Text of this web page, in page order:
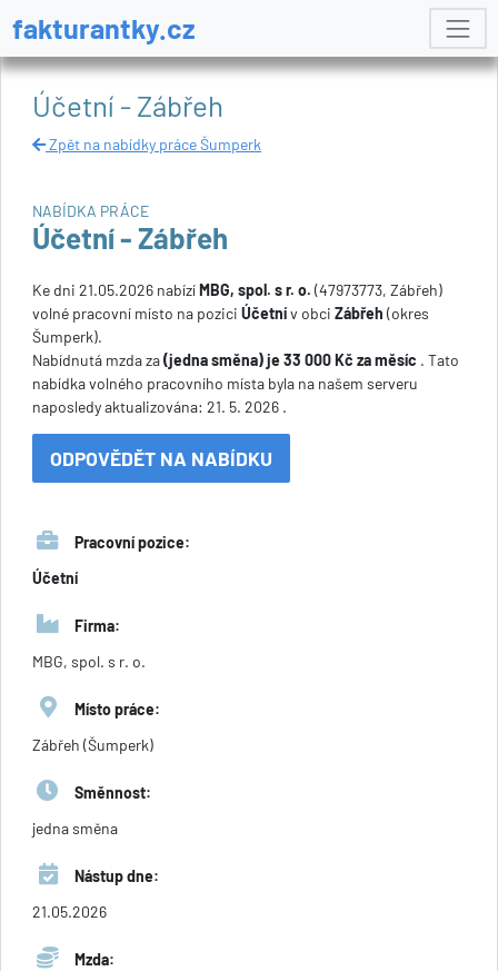
fakturantky.cz
Účetní - Zábřeh
Zpět na nabídky práce Šumperk
NABÍDKA PRÁCE
Účetní - Zábřeh
Ke dni 21.05.2026 nabízíMBG, spol. s r. o. (47973773, Zábřeh)
volné pracovní místo na pozici Účetnív obci Zábřeh (okres
Šumperk).
Nabídnutá mzda za(jedna směna) je 33 000 Kč za měsíc . Tato
nabídka volného pracovního místa byla na našem serveru
naposledy aktualizována: 21. 5. 2026 .
ODPOVĚDĚT NA NABÍDKU
Pracovní pozice:
Účetní
Firma:
MBG, spol. s r. o.
Místo práce:
Zábřeh (Šumperk)
Směnnost:
jedna směna
Nástup dne:
21.05.2026
Mzda: